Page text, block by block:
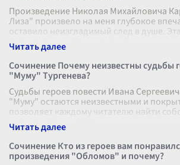
Произведение Николая Михайловича
Лиза" произвело на меня глубокое
оставило неизгладимый след в душе.
повесть пленила меня своей
Сочинение Почему неизвестны судьбы
"Муму" Тургенева?
Судьбы героев повести Ивана
"Муму" остаются неизвестными и
позволяет каждому читателю найти
интерпретации. В этом ск
Сочинение Кто из героев вам
произведения "Обломов" и почему?